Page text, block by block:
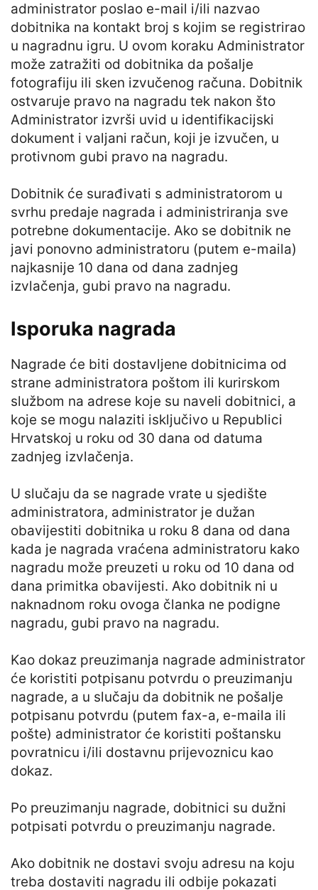
administrator poslao e-mail i/ili nazvao
dobitnika na kontakt broj s kojim se registrirao
u nagradnu igru. U ovom koraku Administrator
može zatražiti od dobitnika da pošalje
fotografiju ili sken izvučenog računa. Dobitnik
ostvaruje pravo na nagradu tek nakon što
Administrator izvrši uvid u identifikacijski
dokument i valjani račun, koji je izvučen, u
protivnom gubi pravo na nagradu.
Dobitnik će surađivati s administratorom u
svrhu predaje nagrada i administriranja sve
potrebne dokumentacije. Ako se dobitnik ne
javi ponovno administratoru (putem e-maila)
najkasnije 10 dana od dana zadnjeg
izvlačenja, gubi pravo na nagradu.
Isporuka nagrada
Nagrade će biti dostavljene dobitnicima od
strane administratora poštom ili kurirskom
službom na adrese koje su naveli dobitnici, a
koje se mogu nalaziti isključivo u Republici
Hrvatskoj u roku od 30 dana od datuma
zadnjeg izvlačenja.
U slučaju da se nagrade vrate u sjedište
administratora, administrator je dužan
obavijestiti dobitnika u roku 8 dana od dana
kada je nagrada vraćena administratoru kako
nagradu može preuzeti u roku od 10 dana od
dana primitka obavijesti. Ako dobitnik ni u
naknadnom roku ovoga članka ne podigne
nagradu, gubi pravo na nagradu.
Kao dokaz preuzimanja nagrade administrator
će koristiti potpisanu potvrdu o preuzimanju
nagrade, a u slučaju da dobitnik ne pošalje
potpisanu potvrdu (putem fax-a, e-maila ili
pošte) administrator će koristiti poštansku
povratnicu i/ili dostavnu prijevoznicu kao
dokaz.
Po preuzimanju nagrade, dobitnici su dužni
potpisati potvrdu o preuzimanju nagrade.
Ako dobitnik ne dostavi svoju adresu na koju
treba dostaviti nagradu ili odbije pokazati